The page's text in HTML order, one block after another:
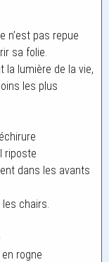
n’est pas repue
sa folie.
la lumière de la vie,
les plus
riposte
dans les avants
chairs.
rogne